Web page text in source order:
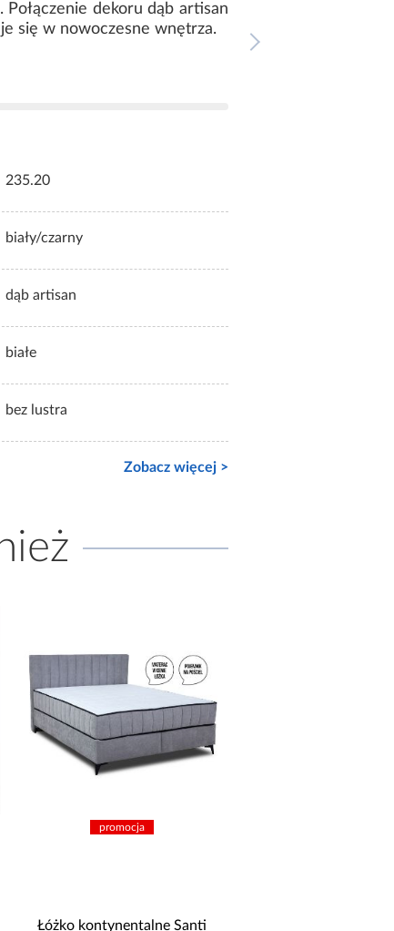
dekoru dąb artisan
się w nowoczesne wnętrza.
235.20
biały/czarny
dąb artisan
białe
bez lustra
Zobacz więcej >
Kuchnia Aria TA/AR 255 cm